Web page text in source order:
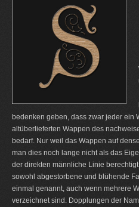
bedenken geben, dass zwar jeder ein
altüberlieferten Wappen des
bedarf. Nur weil das Wappen auf
man dies noch lange nicht als das
der direkten männliche Linie
sowohl abgestorbene und blühende
einmal genannt, auch wenn mehrere
verzeichnet sind. Dopplungen der